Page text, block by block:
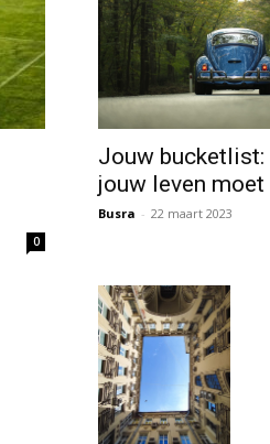
0
Jouw bucketlist:
jouw leven moet
Busra - 22 maart 2023